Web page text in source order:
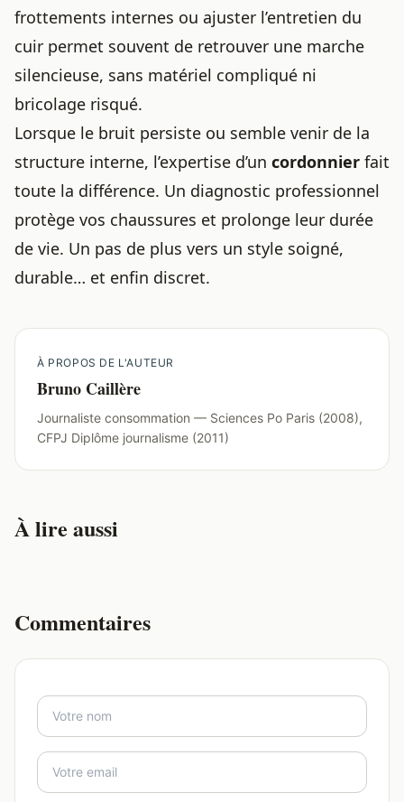
frottements internes ou ajuster l’entretien du
cuir permet souvent de retrouver une marche
silencieuse, sans matériel compliqué ni
bricolage risqué.
Lorsque le bruit persiste ou semble venir de la
structure interne, l’expertise d’un cordonnier fait
toute la différence. Un diagnostic professionnel
protège vos chaussures et prolonge leur durée
de vie. Un pas de plus vers un style soigné,
durable… et enfin discret.
À PROPOS DE L'AUTEUR
Bruno Caillère
Journaliste consommation — Sciences Po Paris (2008),
CFPJ Diplôme journalisme (2011)
À lire aussi
Commentaires